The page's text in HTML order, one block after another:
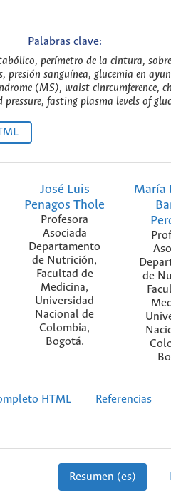
Palabras clave:
perímetro de la cintura,
presión sanguínea, glucemia en
(MS), waist cinrcumference,
fasting plasma levels of
José Luis
Penagos Thole
Profesora
Asociada
Departamento
de Nutrición,
Facultad de
Medicina,
Universidad
Nacional de
Colombia,
Bogotá.
María
de
HTML Referencias
Resumen (es)